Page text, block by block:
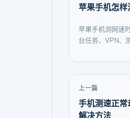
苹果手机怎样
苹果手机测网速
台任务、VPN、
上一篇
手机测速正常
解决方法